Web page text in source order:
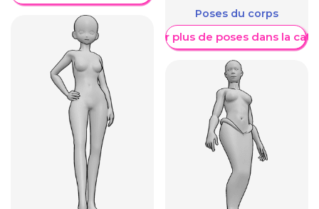
Poses du corps
Afficher plus de poses dans la